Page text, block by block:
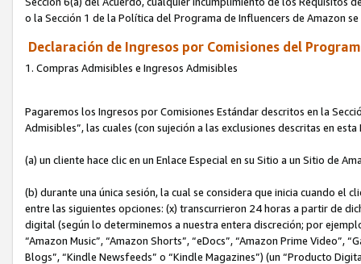
o la Sección 1 de la Política del Programa de Influencers de Amazon
Declaración de Ingresos por Comisiones del
1. Compras Admisibles e Ingresos Admisibles
Pagaremos los Ingresos por Comisiones Estándar descritos en la
Admisibles”, las cuales (con sujeción a las exclusiones descritas en
(a) un cliente hace clic en un Enlace Especial en su Sitio a un Sitio de
(b) durante una única sesión, la cual se considera que inicia cuando el
entre las siguientes opciones: (x) transcurrieron 24 horas a partir de
digital (según lo determinemos a nuestra entera discreción; por
“Amazon Music”, “Amazon Shorts”, “eDocs”, “Amazon Prime Video”,
Blogs”, “Kindle Newsfeeds” o “Kindle Magazines”) (un “Producto